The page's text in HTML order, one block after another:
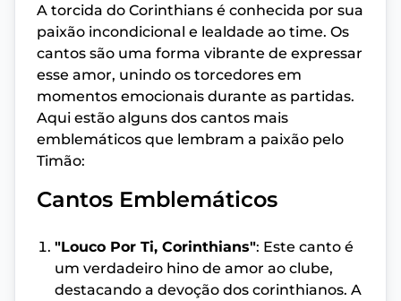
A torcida do Corinthians é conhecida por sua
paixão incondicional e lealdade ao time. Os
cantos são uma forma vibrante de expressar
esse amor, unindo os torcedores em
momentos emocionais durante as partidas.
Aqui estão alguns dos cantos mais
emblemáticos que lembram a paixão pelo
Timão:
Cantos Emblemáticos
"Louco Por Ti, Corinthians": Este canto é
um verdadeiro hino de amor ao clube,
destacando a devoção dos corinthianos. A